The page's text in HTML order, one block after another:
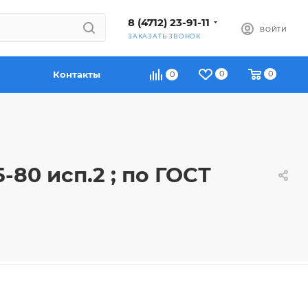
8 (4712) 23-91-11
ЗАКАЗАТЬ ЗВОНОК
ВОЙТИ
0 0 0
Контакты
80 исп.2 ; по ГОСТ